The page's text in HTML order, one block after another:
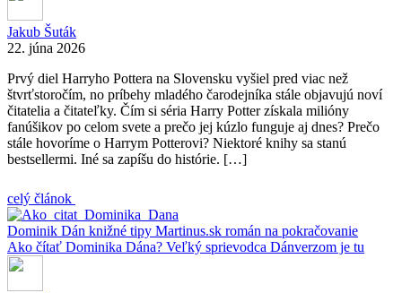
Jakub Šuták
22. júna 2026
Prvý diel Harryho Pottera na Slovensku vyšiel pred viac než
štvrťstoročím, no príbehy mladého čarodejníka stále objavujú noví
čitatelia a čitateľky. Čím si séria Harry Potter získala milióny
fanúšikov po celom svete a prečo jej kúzlo funguje aj dnes? Prečo
stále hovoríme o Harrym Potterovi? Niektoré knihy sa stanú
bestsellermi. Iné sa zapíšu do histórie. […]
celý článok
Dominik Dán knižné tipy Martinus.sk román na pokračovanie
Ako čítať Dominika Dána? Veľký sprievodca Dánverzom je tu